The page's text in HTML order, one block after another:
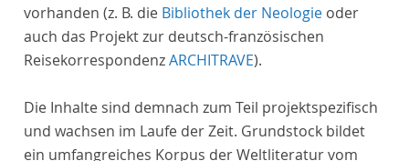
vorhanden (z. B. die Bibliothek der Neologie oder
auch das Projekt zur deutsch-französischen
ReisekorrespondenzARCHITRAVE).
Die Inhalte sind demnach zum Teil projektspezifisch
und wachsen im Laufe der Zeit. Grundstock bildet
ein umfangreiches Korpus der Weltliteratur vom